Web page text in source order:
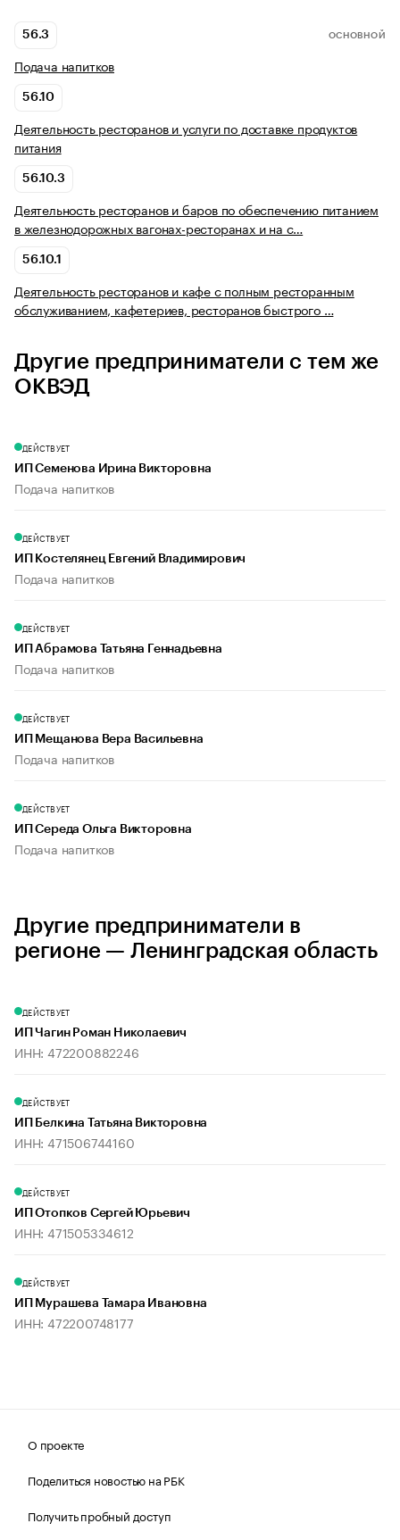
56.3 ОСНОВНОЙ
Подача напитков
56.10
Деятельность ресторанов и услуги по доставке продуктов
питания
56.10.3
Деятельность ресторанов и баров по обеспечению питанием
в железнодорожных вагонах-ресторанах и на с…
56.10.1
Деятельность ресторанов и кафе с полным ресторанным
обслуживанием, кафетериев, ресторанов быстрого …
Другие предприниматели с тем же
ОКВЭД
ДЕЙСТВУЕТ
ИП Семенова Ирина Викторовна
Подача напитков
ДЕЙСТВУЕТ
ИП Костелянец Евгений Владимирович
Подача напитков
ДЕЙСТВУЕТ
ИП Абрамова Татьяна Геннадьевна
Подача напитков
ДЕЙСТВУЕТ
ИП Мещанова Вера Васильевна
Подача напитков
ДЕЙСТВУЕТ
ИП Середа Ольга Викторовна
Подача напитков
Другие предприниматели в
регионе — Ленинградская область
ДЕЙСТВУЕТ
ИП Чагин Роман Николаевич
ИНН: 472200882246
ДЕЙСТВУЕТ
ИП Белкина Татьяна Викторовна
ИНН: 471506744160
ДЕЙСТВУЕТ
ИП Отопков Сергей Юрьевич
ИНН: 471505334612
ДЕЙСТВУЕТ
ИП Мурашева Тамара Ивановна
ИНН: 472200748177
О проекте
Поделиться новостью на РБК
Получить пробный доступ